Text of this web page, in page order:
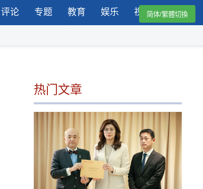
评论 专题 教育 娱乐 视频简体/繁體切換
热门文章